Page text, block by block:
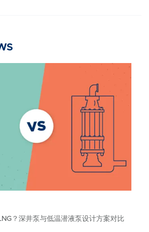
？深井泵与低温潜液泵设计方案对比